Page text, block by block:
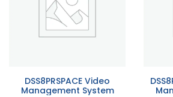
DSS8PRSPACE Video
Management System